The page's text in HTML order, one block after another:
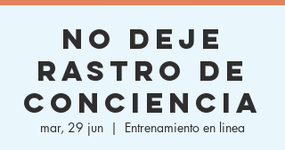
No deje
rastro de
conciencia
mar, 29 jun
  |
Entrenamiento en linea